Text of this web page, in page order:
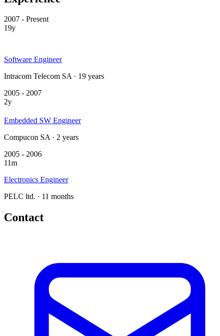
2007 - Present
19y
Software Engineer
Intracom Telecom SA · 19 years
2005 - 2007
2y
Embedded SW Engineer
Compucon SA · 2 years
2005 - 2006
11m
Electronics Engineer
PELC ltd. · 11 months
Contact